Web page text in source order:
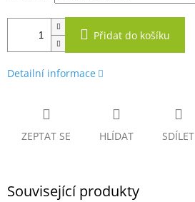
Přidat do košíku
Detailní informace
ZEPTAT SE HLÍDAT SDÍLET
Související produkty